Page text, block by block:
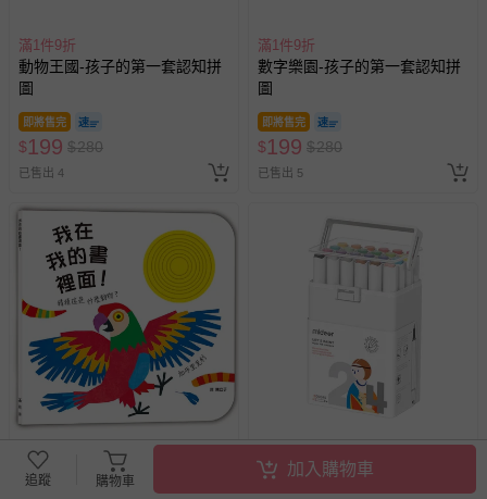
滿1件9折
動物王國-孩子的第一套認知拼
圖
即將售完
$199 $280
已售出 4
滿1件9折
數字樂園-孩子的第一套認知拼
圖
即將售完
$199 $280
已售出 5
滿1件9折
我在我的書裡面！猜這是什麼
滿1件9折
MiDeer - 雙頭水性麥可筆(24
色)
追蹤 購物車
加入購物車